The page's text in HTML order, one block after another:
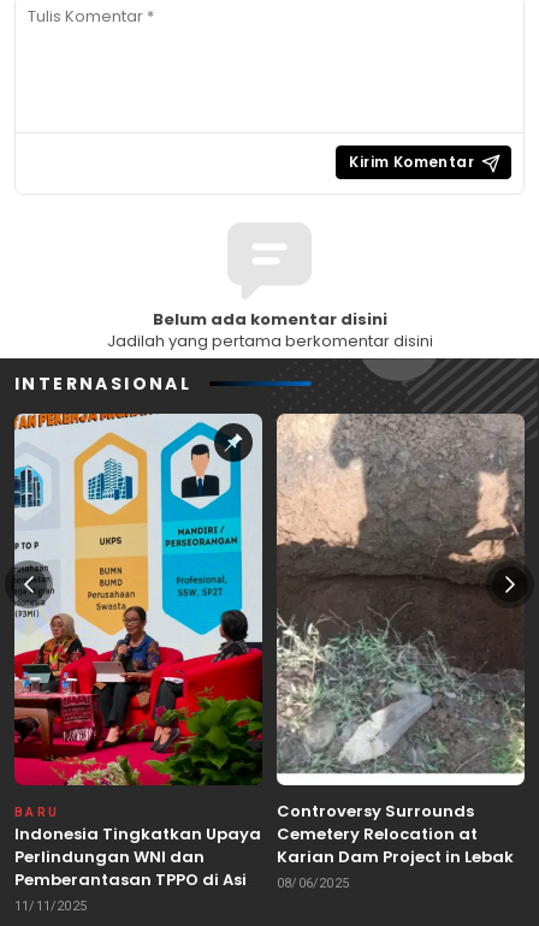
Belum ada komentar disini
Jadilah yang pertama berkomentar disini
INTERNASIONAL
BARU
Indonesia Tingkatkan Upaya
Perlindungan WNI dan
Pemberantasan TPPO di Asia
Tenggara
11/11/2025
Controversy Surrounds
Cemetery Relocation at
Karian Dam Project in Lebak,
Banten
08/06/2025